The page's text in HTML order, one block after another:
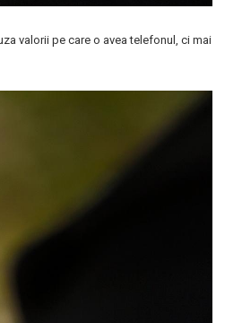
valorii pe care o avea telefonul, ci mai